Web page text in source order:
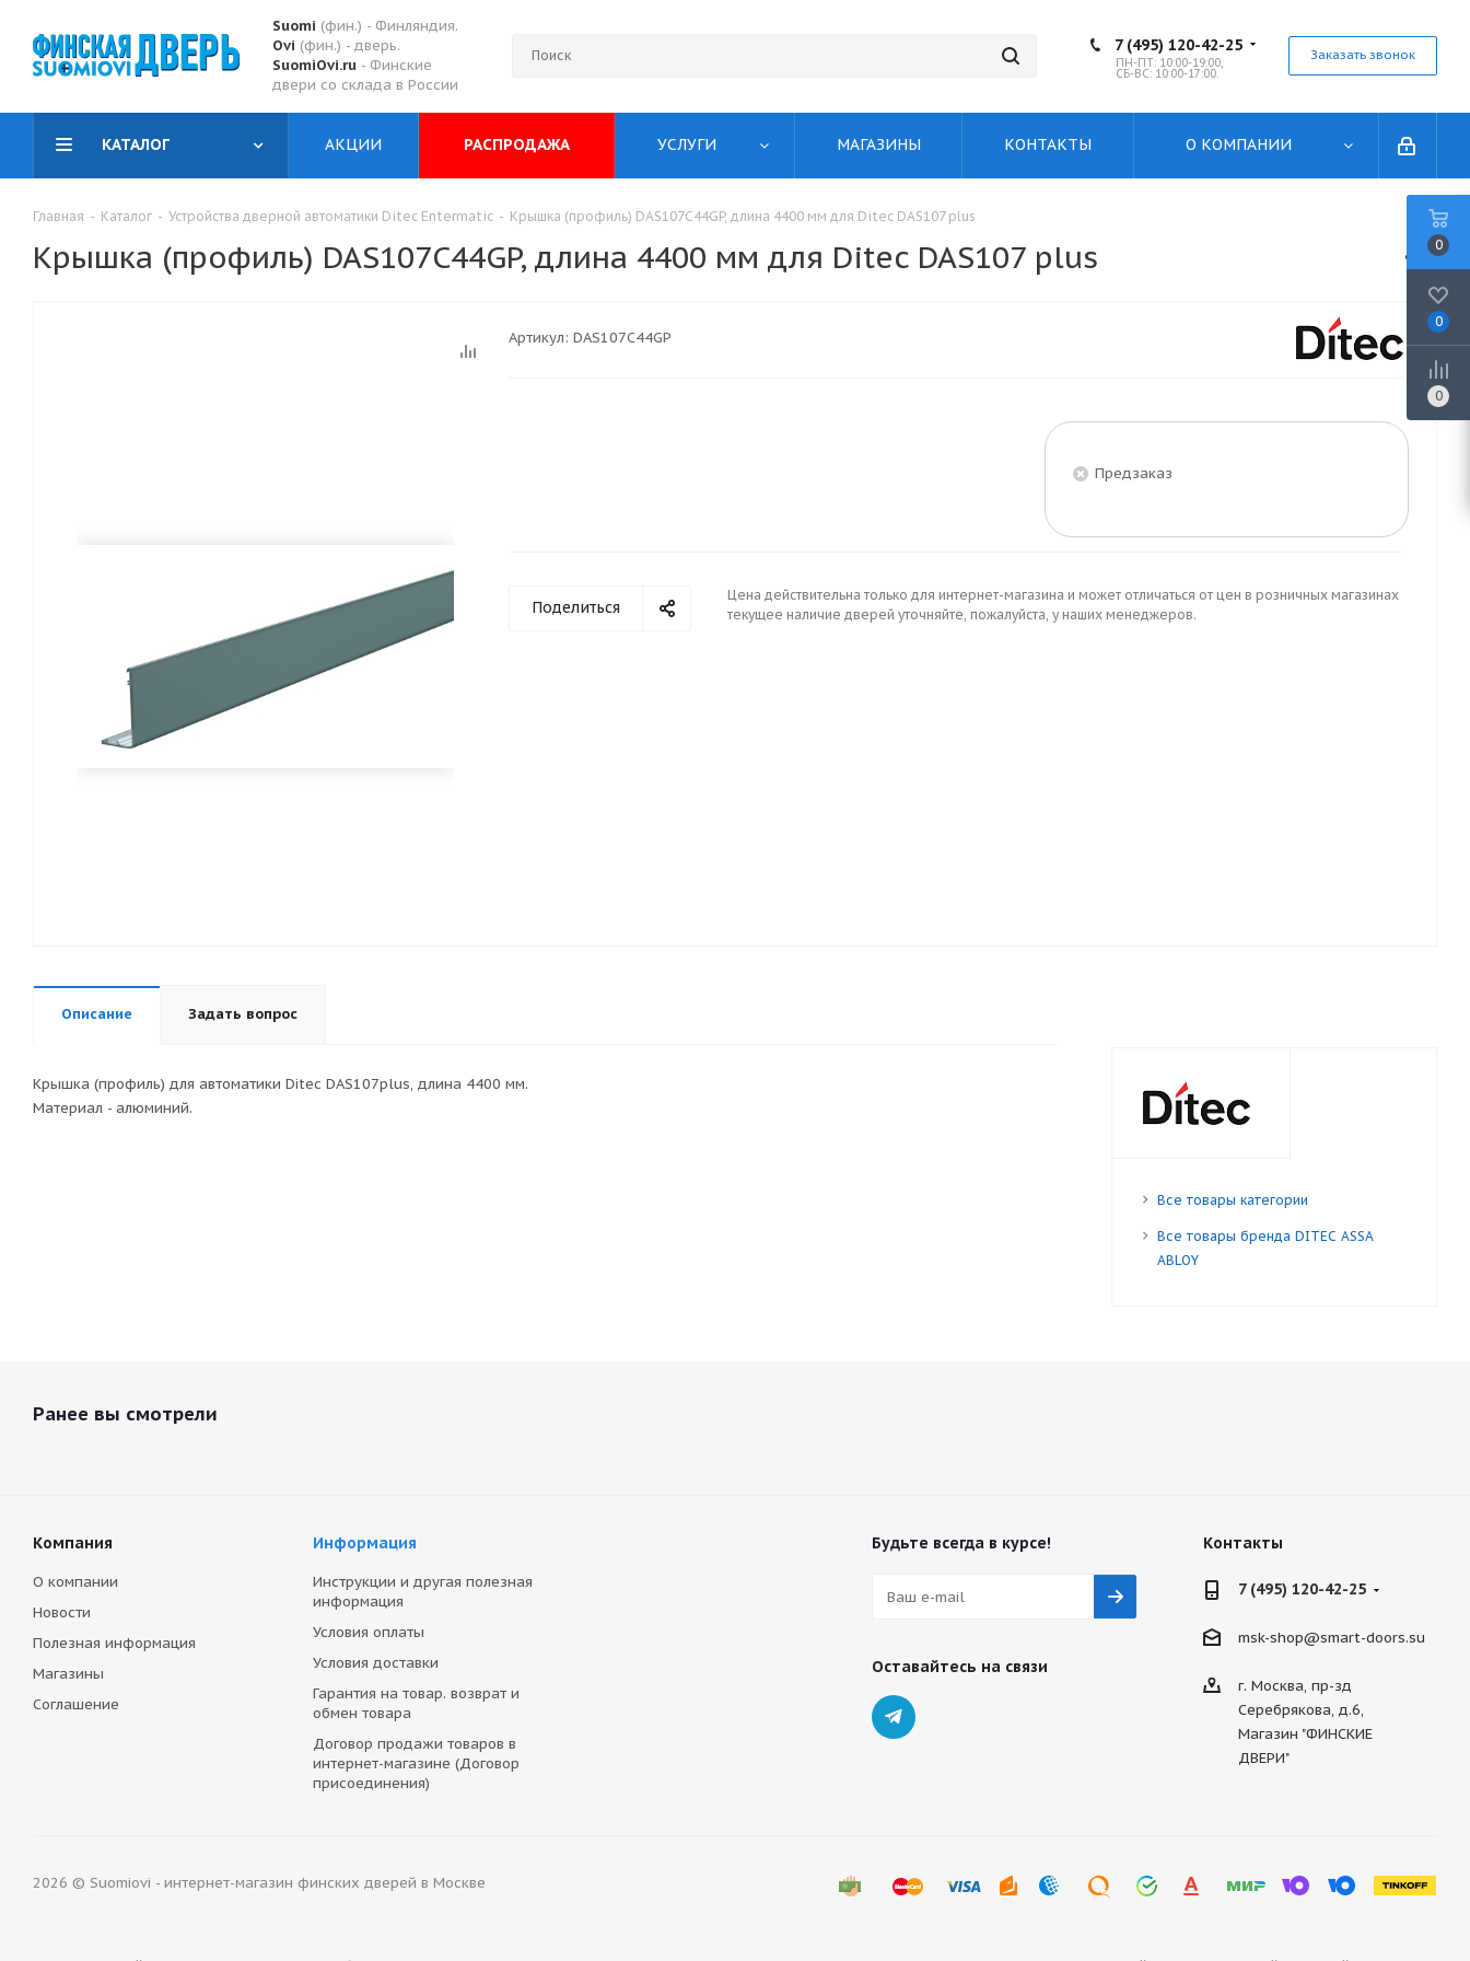
Suomi (фин.) - Финляндия.
Ovi (фин.) - дверь.
SuomiOvi.ru - Финские
двери со склада в России
7 (495) 120-42-25
ПН-ПТ: 10:00-19:00,
СБ-ВС: 10:00-17:00.
Заказать звонок
КАТАЛОГ АКЦИИ РАСПРОДАЖА УСЛУГИ МАГАЗИНЫ КОНТАКТЫ О КОМПАНИИ
Главная - Каталог - Устройства дверной автоматики Ditec Entermatic - Крышка (профиль) DAS107C44GP, длина 4400 мм для Ditec DAS107 plus
Крышка (профиль) DAS107C44GP, длина 4400 мм для Ditec DAS107 plus
Артикул: DAS107C44GP
Предзаказ
Поделиться
Цена действительна только для интернет-магазина и может отличаться от цен в розничных магазинах
текущее наличие дверей уточняйте, пожалуйста, у наших менеджеров.
Описание Задать вопрос
Крышка (профиль) для автоматики Ditec DAS107plus, длина 4400 мм.
Материал - алюминий.
Все товары категории
Все товары бренда DITEC ASSA
ABLOY
Ранее вы смотрели
Компания
О компании
Новости
Полезная информация
Магазины
Соглашение
Информация
Инструкции и другая полезная
информация
Условия оплаты
Условия доставки
Гарантия на товар. возврат и
обмен товара
Договор продажи товаров в
интернет-магазине (Договор
присоединения)
Будьте всегда в курсе!
Оставайтесь на связи
Контакты
7 (495) 120-42-25
msk-shop@smart-doors.su
г. Москва, пр-зд
Серебрякова, д.6,
Магазин "ФИНСКИЕ
ДВЕРИ"
2026 © Suomiovi - интернет-магазин финских дверей в Москве
0
0
0